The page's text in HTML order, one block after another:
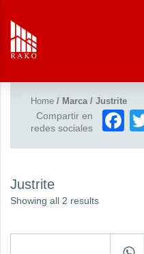
Home / Marca / Justrite
Compartir en
redes sociales
Justrite
Showing all 2 results